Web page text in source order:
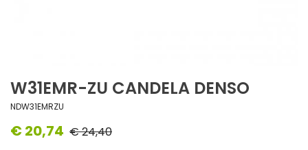
W31EMR-ZU CANDELA DENSO
NDW31EMRZU
€ 20,74 € 24,40